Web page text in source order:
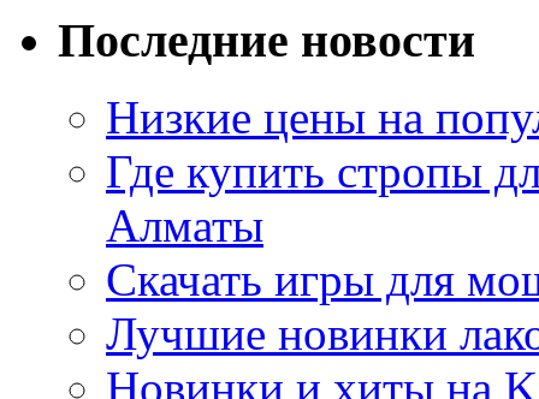
Последние новости
Низкие цены на
Где купить стропы
Алматы
Скачать игры для
Лучшие новинки
Новинки и хиты на